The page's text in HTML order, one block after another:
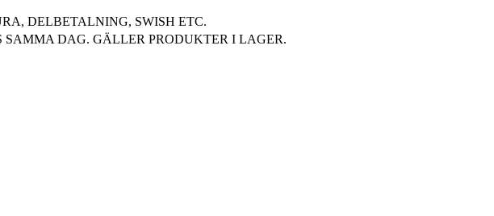
DELBETALNING, SWISH ETC.
SAMMA DAG. GÄLLER PRODUKTER I LAGER.